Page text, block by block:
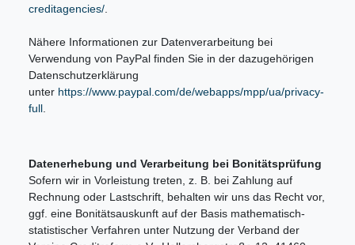
creditagencies/
Nähere Informationen zur Datenverarbeitung bei
Verwendung von PayPal finden Sie in der dazugehörigen
Datenschutzerklärung
unter https://www.paypal.com/de/webapps/mpp/ua/privacy-
full
Datenerhebung und Verarbeitung bei Bonitätsprüfung
Sofern wir in Vorleistung treten, z. B. bei Zahlung auf
Rechnung oder Lastschrift, behalten wir uns das Recht vor,
ggf. eine Bonitätsauskunft auf der Basis mathematisch-
statistischer Verfahren unter Nutzung der Verband der